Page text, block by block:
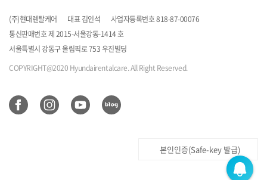
(주)현대렌탈케어 대표 김인석
사업자등록번호 818-87-00076
통신판매번호 제 2015-서울강동-1414 호
서울특별시 강동구 올림픽로 753 우진빌딩
COPYRIGHT@2020 Hyundairentalcare. All Right Reserved.
본인인증(Safe-key 발급)